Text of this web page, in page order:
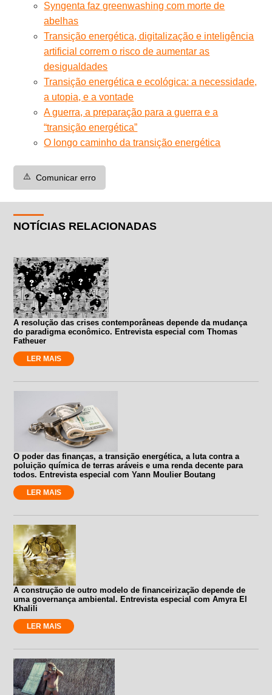
Syngenta faz greenwashing com morte de
abelhas
Transição energética, digitalização e inteligência
artificial correm o risco de aumentar as
desigualdades
Transição energética e ecológica: a necessidade,
a utopia, e a vontade
A guerra, a preparação para a guerra e a
“transição energética”
O longo caminho da transição energética
⚠️ Comunicar erro
NOTÍCIAS RELACIONADAS
A resolução das crises contemporâneas depende da mudança
do paradigma econômico. Entrevista especial com Thomas
Fatheuer
LER MAIS
O poder das finanças, a transição energética, a luta contra a
poluição química de terras aráveis e uma renda decente para
todos. Entrevista especial com Yann Moulier Boutang
LER MAIS
A construção de outro modelo de financeirização depende de
uma governança ambiental. Entrevista especial com Amyra El
Khalili
LER MAIS